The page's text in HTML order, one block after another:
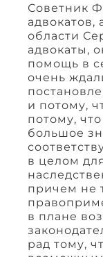
Советник
адвокатов,
области
адвокаты,
помощь в
очень
и потому,
потому,
большое
в целом
причем не
в плане
рад тому,